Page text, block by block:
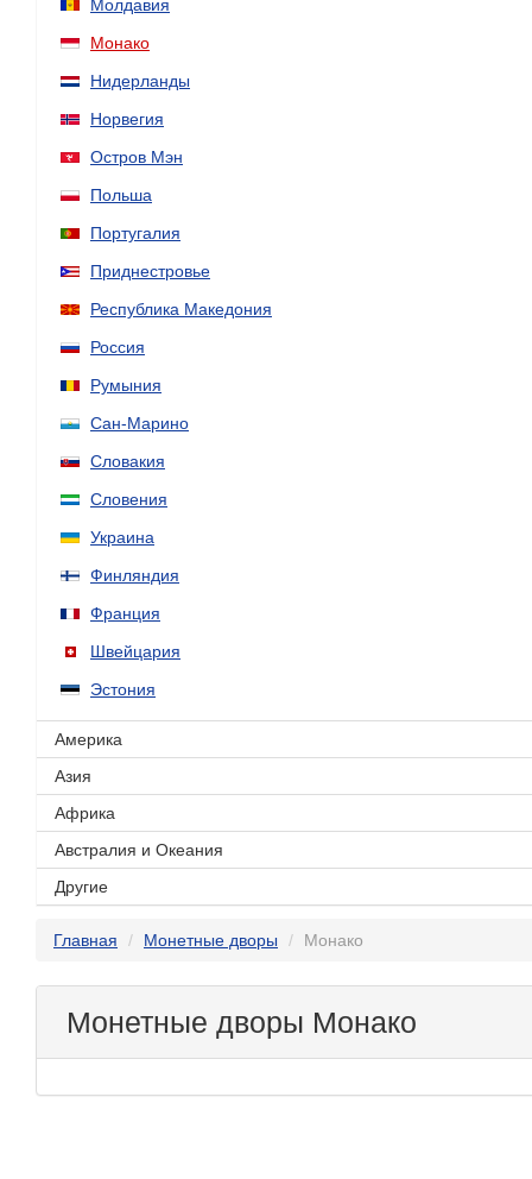
Молдавия
Монако
Нидерланды
Норвегия
Остров Мэн
Польша
Португалия
Приднестровье
Республика Македония
Россия
Румыния
Сан-Марино
Словакия
Словения
Украина
Финляндия
Франция
Швейцария
Эстония
Америка
Азия
Африка
Австралия и Океания
Другие
Главная Монетные дворы Монако
Монетные дворы Монако